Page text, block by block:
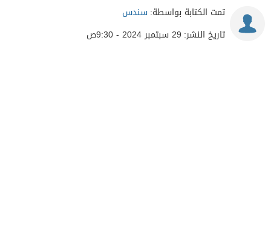
تمت الكتابة بواسطة:سندس
تاريخ النشر: 29 سبتمبر 2024 - 9:30ص